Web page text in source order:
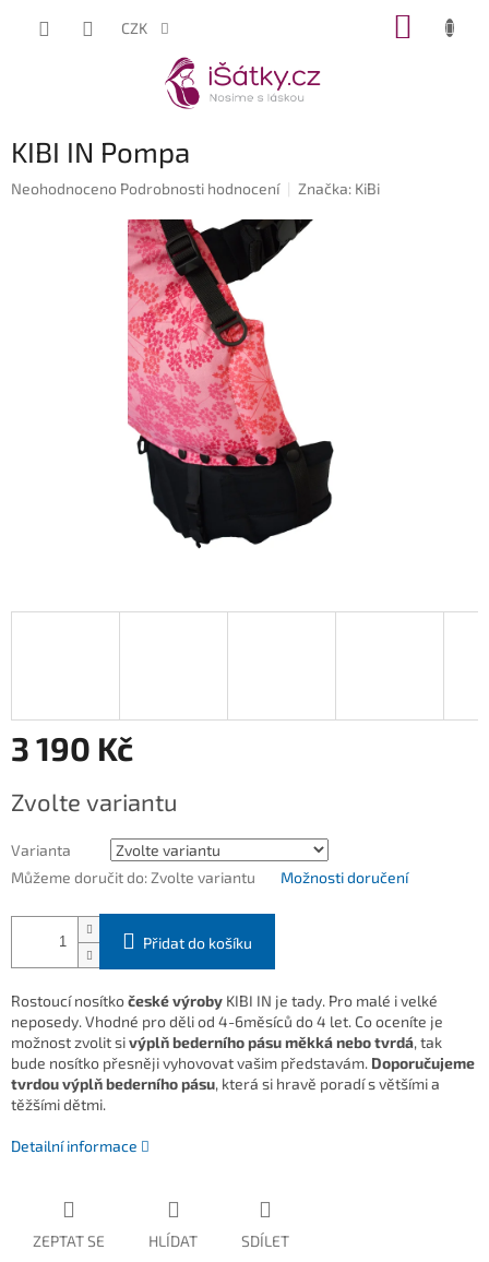
CZK
KIBI IN Pompa
Průměrné
Neohodnoceno Podrobnosti hodnocení Značka: KiBi
3 190 Kč
cena:
Zvolte variantu
Varianta
Můžeme doručit do: Zvolte variantu Možnosti doručení
Přidat do košíku
Rostoucí nosítkočeské výroby KIBI IN je tady. Pro malé i velké
neposedy. Vhodné pro děli od 4-6měsíců do 4 let. Co oceníte je
možnost zvolit sivýplň bederního pásu měkká nebo tvrdá, tak
bude nosítko přesněji vyhovovat vašim představám. Doporučujeme
tvrdou výplň bederního pásu, která si hravě poradí s většími a
těžšími dětmi.
Detailní informace
ZEPTAT SE HLÍDAT SDÍLET